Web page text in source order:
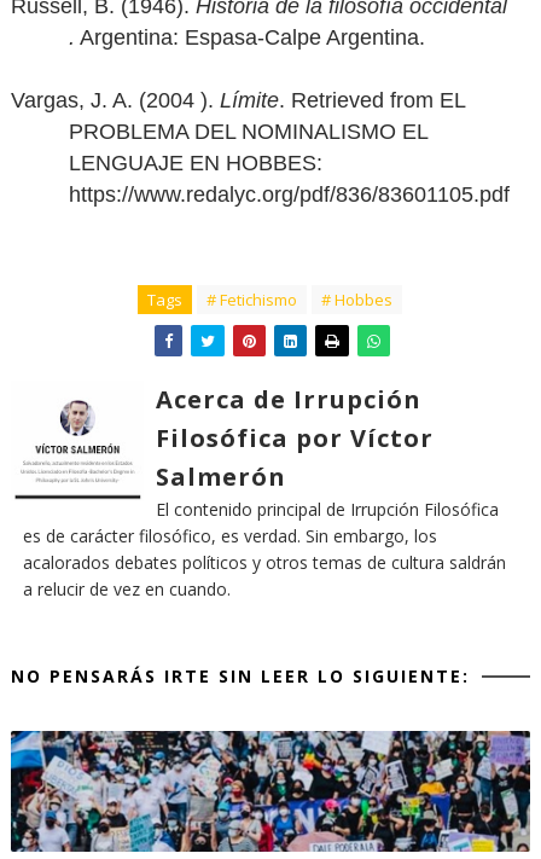
Russell, B. (1946). Historia de la filosofía occidental
. Argentina: Espasa-Calpe Argentina.
Vargas, J. A. (2004 ). Límite. Retrieved from EL
PROBLEMA DEL NOMINALISMO EL
LENGUAJE EN HOBBES:
https://www.redalyc.org/pdf/836/83601105.pdf
Tags # Fetichismo # Hobbes
Acerca de Irrupción
Filosófica por Víctor
Salmerón
El contenido principal de Irrupción Filosófica
es de carácter filosófico, es verdad. Sin embargo, los
acalorados debates políticos y otros temas de cultura saldrán
a relucir de vez en cuando.
NO PENSARÁS IRTE SIN LEER LO SIGUIENTE: